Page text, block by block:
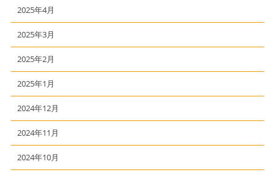
2025年4月
2025年3月
2025年2月
2025年1月
2024年12月
2024年11月
2024年10月